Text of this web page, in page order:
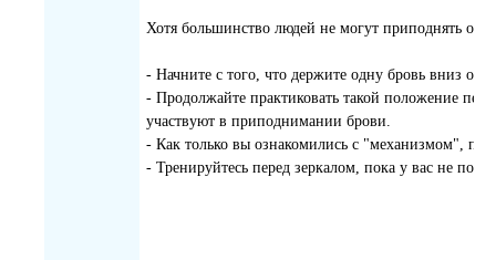
Хотя большинство людей не могут приподнять
- Начните с того, что держите одну бровь вниз
- Продолжайте практиковать такой положение
участвуют в приподнимании брови.
- Как только вы ознакомились с "механизмом",
- Тренируйтесь перед зеркалом, пока у вас не